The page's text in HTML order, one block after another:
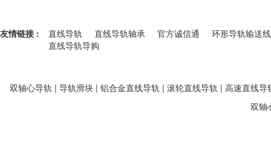
友情链接 : 直线导轨 直线导轨轴承 官方诚信通
环形导轨输送线
直线导轨导购
双轴心导轨 | 导轨滑块 | 铝合金直线导轨 | 滚轮直线导轨 | 高速直线
双轴